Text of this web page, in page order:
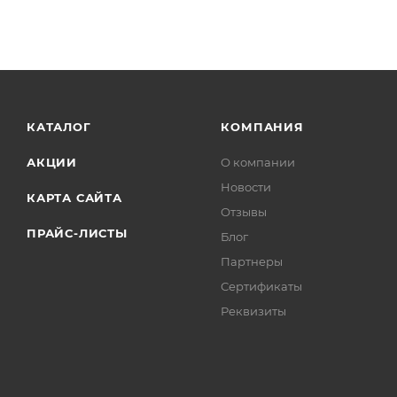
КАТАЛОГ
АКЦИИ
КАРТА САЙТА
ПРАЙС-ЛИСТЫ
КОМПАНИЯ
О компании
Новости
Отзывы
Блог
Партнеры
Сертификаты
Реквизиты